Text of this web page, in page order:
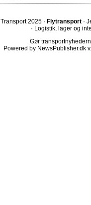
Transport 2025 · Flytransport ·
· Logistik, lager og
Gør
Powered by NewsPublisher.dk